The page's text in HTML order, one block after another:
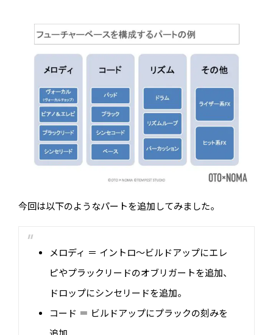
今回は以下のようなパートを追加してみました。
メロディ ＝ イントロ〜ビルドアップにエレ
ピやプラックリードのオブリガートを追加、
ドロップにシンセリードを追加。
コード ＝ ビルドアップにプラックの刻みを